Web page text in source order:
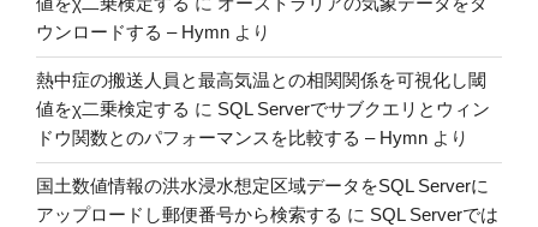
ウンロードする – Hymn より
熱中症の搬送人員と最高気温との相関関係を可視化し閾
値をχ二乗検定する に SQL Serverでサブクエリとウィン
ドウ関数とのパフォーマンスを比較する – Hymn より
国土数値情報の洪水浸水想定区域データをSQL Serverに
アップロードし郵便番号から検索する に SQL Serverでは